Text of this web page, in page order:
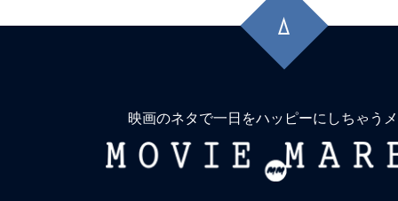
頭
に
映画のネタで一日をハッピーにしちゃう
MOVIE